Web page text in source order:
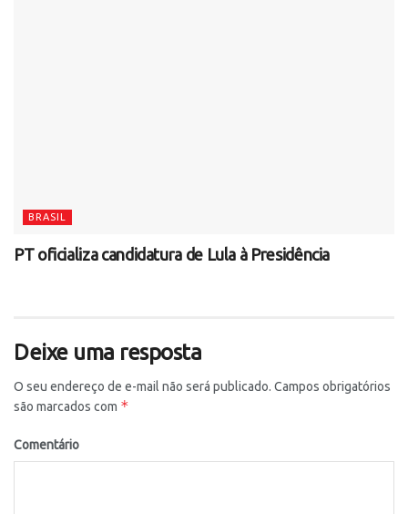
BRASIL
PT oficializa candidatura de Lula à Presidência
Deixe uma resposta
O seu endereço de e-mail não será publicado. Campos obrigatórios
são marcados com *
Comentário